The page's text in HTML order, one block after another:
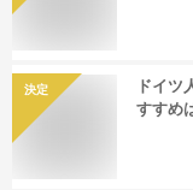
決定
ドイツ
すすめ